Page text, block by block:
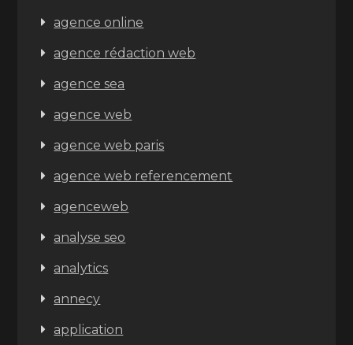
agence online
agence rédaction web
agence sea
agence web
agence web paris
agence web referencement
agenceweb
analyse seo
analytics
annecy
application